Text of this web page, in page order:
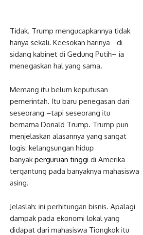
Tidak. Trump mengucapkannya tidak
hanya sekali. Keesokan harinya –di
sidang kabinet di Gedung Putih– ia
menegaskan hal yang sama.
Memang itu belum keputusan
pemerintah. Itu baru penegasan dari
seseorang –tapi seseorang itu
bernama Donald Trump. Trump pun
menjelaskan alasannya yang sangat
logis: kelangsungan hidup
banyak perguruan tinggi di Amerika
tergantung pada banyaknya mahasiswa
asing.
Jelaslah: ini perhitungan bisnis. Apalagi
dampak pada ekonomi lokal yang
didapat dari mahasiswa Tiongkok itu